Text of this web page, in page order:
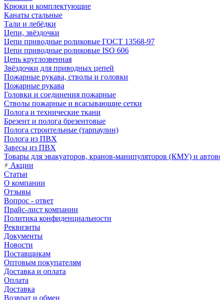
Крюки и комплектующие
Канаты стальные
Тали и лебёдки
Цепи, звёздочки
Цепи приводные роликовые ГОСТ 13568-97
Цепи приводные роликовые ISO 606
Цепь круглозвенная
Звёздочки для приводных цепей
Пожарные рукава, стволы и головки
Пожарные рукава
Головки и соединения пожарные
Стволы пожарные и всасывающие сетки
Полога и технические ткани
Брезент и полога брезентовые
Полога строительные (тарпаулин)
Полога из ПВХ
Завесы из ПВХ
Товары для эвакуаторов, кранов-манипуляторов (КМУ) и
Акции
Статьи
О компании
Отзывы
Вопрос - ответ
Прайс-лист компании
Политика конфиденциальности
Реквизиты
Документы
Новости
Поставщикам
Оптовым покупателям
Доставка и оплата
Оплата
Доставка
Возврат и обмен